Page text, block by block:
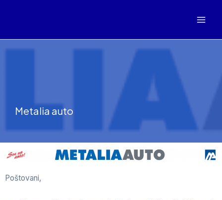
Metalia auto
Poštovani,